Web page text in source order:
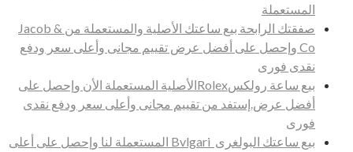
المستعملة
صفقتك الرابحة بيع ساعتك الأصلية والمستعملة من Jacob &
Co وإحصل على أفضل عرض تقييم مجانى وأعلى سعر ودفع
نقدى فورى
بيع ساعة رولكسRolexالأصلية المستعملة الأن وإحصل على
أفضل عرض.إستفد من تقييم مجانى وأعلى سعر ودفع نقدى
فورى
بيع ساعتك البولغرى Bvlgari المستعملة لنا وإحصل على أعلى